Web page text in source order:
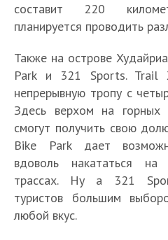
составит 220
планируется проводить
Также на острове
Park и 321 Sports. Trail
непрерывную тропу с
Здесь верхом на горных
смогут получить свою
Bike Park дает
вдоволь накататься на
трассах. Ну а 321
туристов большим
любой вкус.